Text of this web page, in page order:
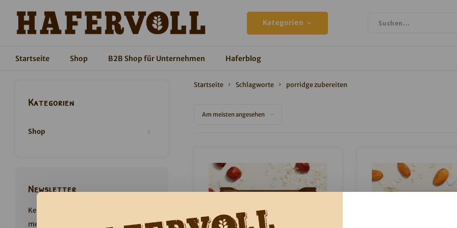
Kategorien
Startseite Shop B2B Shop für Unternehmen Haferblog
Kategorien
Shop
Newsletter
Keine Aktionen und Produktneuheiten
mehr verpassen. Jetzt anmelden und
Startseite Schlagworte porridge zubereiten
Am meisten angesehen